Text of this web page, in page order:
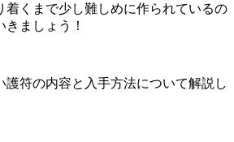
着くまで少し難しめに作られているの
ましょう！
護符の内容と入手方法について解説し